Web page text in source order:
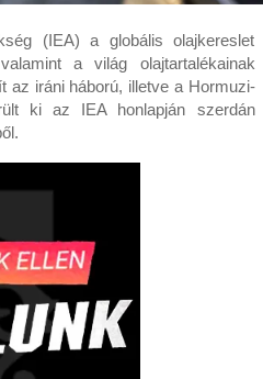
(IEA) a globális olajkereslet
a világ olajtartalékainak
az iráni háború, illetve a Hormuzi-
ki az IEA honlapján szerdán